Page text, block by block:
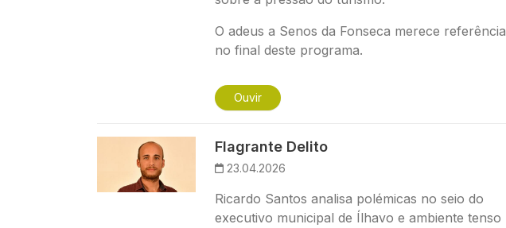
O adeus a Senos da Fonseca merece referência
no final deste programa.
Ouvir
Imagem Flagrante Delito
23.04.2026
Ricardo Santos analisa polémicas no seio do
executivo municipal de Ílhavo e ambiente tenso